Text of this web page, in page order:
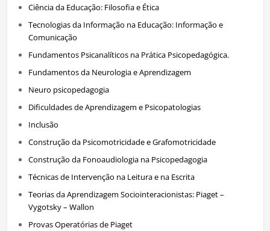
Ciência da Educação: Filosofia e Ética
Tecnologias da Informação na Educação: Informação e
Comunicação
Fundamentos Psicanalíticos na Prática Psicopedagógica.
Fundamentos da Neurologia e Aprendizagem
Neuro psicopedagogia
Dificuldades de Aprendizagem e Psicopatologias
Inclusão
Construção da Psicomotricidade e Grafomotricidade
Construção da Fonoaudiologia na Psicopedagogia
Técnicas de Intervenção na Leitura e na Escrita
Teorias da Aprendizagem Sociointeracionistas: Piaget –
Vygotsky – Wallon
Provas Operatórias de Piaget